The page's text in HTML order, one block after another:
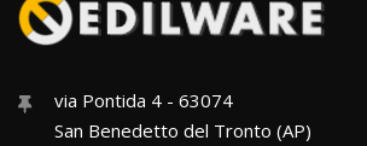
via Pontida 4 - 63074
San Benedetto del Tronto (AP)